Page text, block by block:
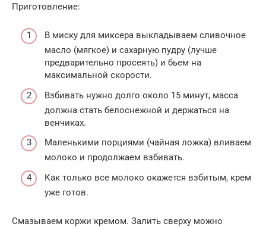
Приготовление:
В миску для миксера выкладываем сливочное
масло (мягкое) и сахарную пудру (лучше
предварительно просеять) и бьем на
максимальной скорости.
Взбивать нужно долго около 15 минут, масса
должна стать белоснежной и держаться на
венчиках.
Маленькими порциями (чайная ложка) вливаем
молоко и продолжаем взбивать.
Как только все молоко окажется взбитым, крем
уже готов.
Смазываем коржи кремом. Залить сверху можно